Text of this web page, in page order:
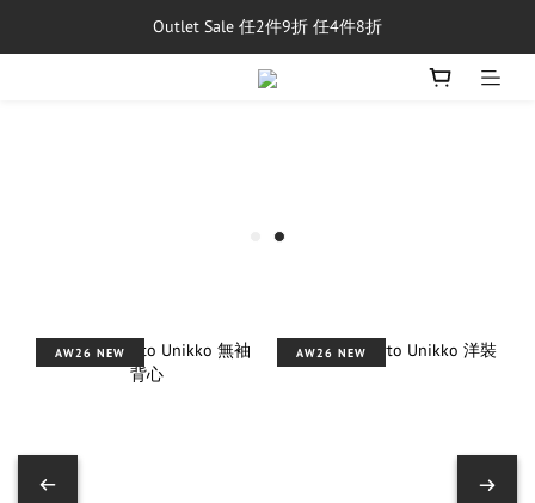
單筆消費滿$5,000享免運費
Outlet Sale 任2件9折 任4件8折
8/1~8/31，新品與經典商品滿額$10,000 現折$500
AW26 NEW AW26 NEW